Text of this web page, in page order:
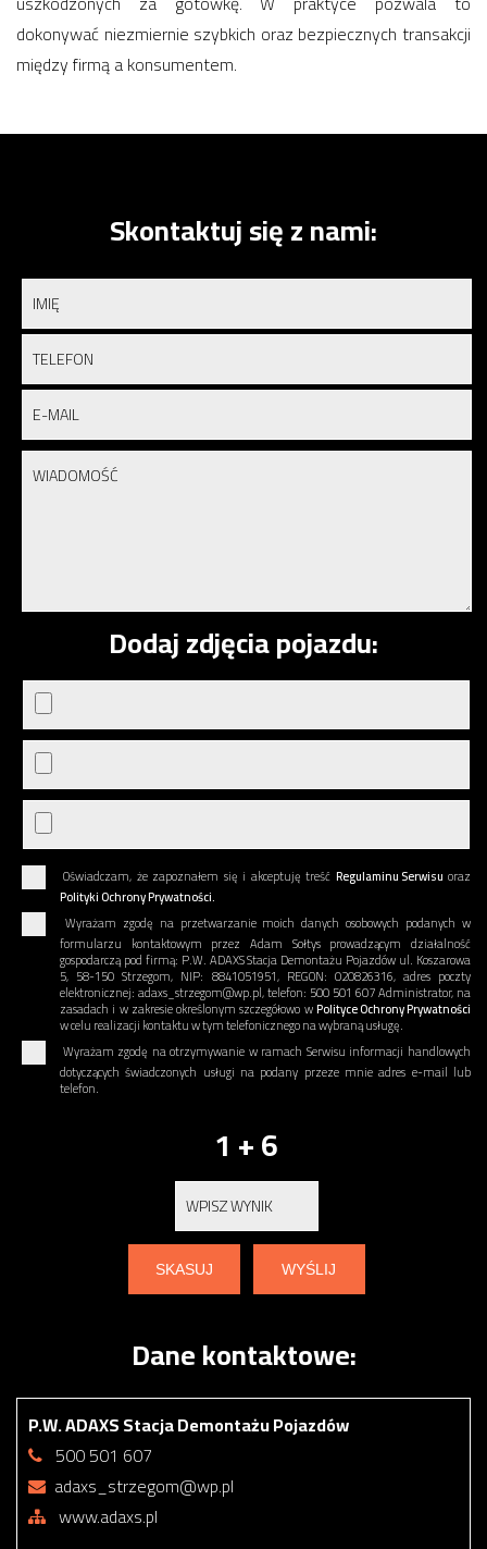
dokonywać niezmiernie szybkich oraz bezpiecznych transakcji
między firmą a konsumentem.
Skontaktuj się z nami:
Dodaj zdjęcia pojazdu:
Oświadczam, że zapoznałem się i akceptuję treść Regulaminu Serwisu oraz
Polityki Ochrony Prywatności.
Wyrażam zgodę na przetwarzanie moich danych osobowych podanych w
formularzu kontaktowym przez Adam Sołtys prowadzącym działalność
gospodarczą pod firmą: P.W. ADAXS Stacja Demontażu Pojazdów ul. Koszarowa
5, 58-150 Strzegom, NIP: 8841051951, REGON: 020826316, adres poczty
elektronicznej: adaxs_strzegom@wp.pl, telefon: 500 501 607 Administrator, na
zasadach i w zakresie określonym szczegółowo wPolityce Ochrony Prywatności
w celu realizacji kontaktu w tym telefonicznego na wybraną usługę.
Wyrażam zgodę na otrzymywanie w ramach Serwisu informacji handlowych
dotyczących świadczonych usługi na podany przeze mnie adres e-mail lub
telefon.
1 + 6
Dane kontaktowe:
P.W. ADAXS Stacja Demontażu Pojazdów
500 501 607
adaxs_strzegom@wp.pl
www.adaxs.pl